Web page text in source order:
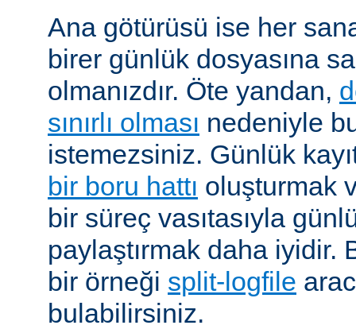
Ana götürüsü ise her
birer günlük dosyasına
olmanızdır. Öte yandan,
sınırlı olması nedeniyle
istemezsiniz. Günlük
bir boru hattı oluşturmak
bir süreç vasıtasıyla
paylaştırmak daha iyidir.
bir örneği split-logfile
bulabilirsiniz.